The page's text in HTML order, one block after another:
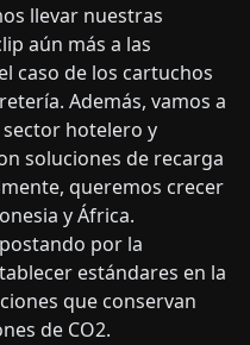
llevar nuestras
aún más a las
caso de los cartuchos
Además, vamos a
hotelero y
soluciones de recarga
queremos crecer
y África.
por la
estándares en la
que conservan
de CO2.